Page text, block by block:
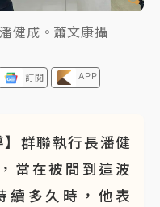
健成。蕭文康攝
訂閱 APP
群聯執行長潘健
當在被問到這波
續多久時，他表